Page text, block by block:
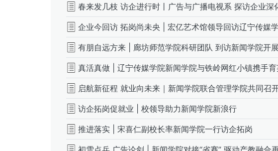
春来发几枝 访企进行时丨广告与广播电视系 探访企业深
企业今回访 拓岗尚未央 | 宏亿艺术馆领导回访辽宁传媒
有朋自远方来 | 廊坊师范学院科研团队 到访新闻学院开
真活真做 | 辽宁传媒学院新闻学院与铁岭网红小镇携手
启航新征程 就业向未来｜新闻学院联合管理学院共同召
访企拓岗促就业 | 校领导助力新闻学院新浪行
推进落实 | 宋喜仁副校长率新闻学院一行访企拓岗